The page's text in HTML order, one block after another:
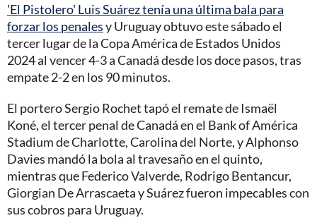
'El Pistolero' Luis Suárez tenía una última bala para
forzar los penalesy Uruguay obtuvo este sábado el
tercer lugar de la Copa América de Estados Unidos
2024 al vencer 4-3 a Canadá desde los doce pasos, tras
empate 2-2 en los 90 minutos.
El portero Sergio Rochet tapó el remate de Ismaël
Koné, el tercer penal de Canadá en el Bank of América
Stadium de Charlotte, Carolina del Norte, y Alphonso
Davies mandó la bola al travesaño en el quinto,
mientras que Federico Valverde, Rodrigo Bentancur,
Giorgian De Arrascaeta y Suárez fueron impecables con
sus cobros para Uruguay.